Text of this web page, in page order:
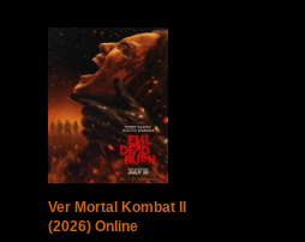
Ver Mortal Kombat II
(2026) Online